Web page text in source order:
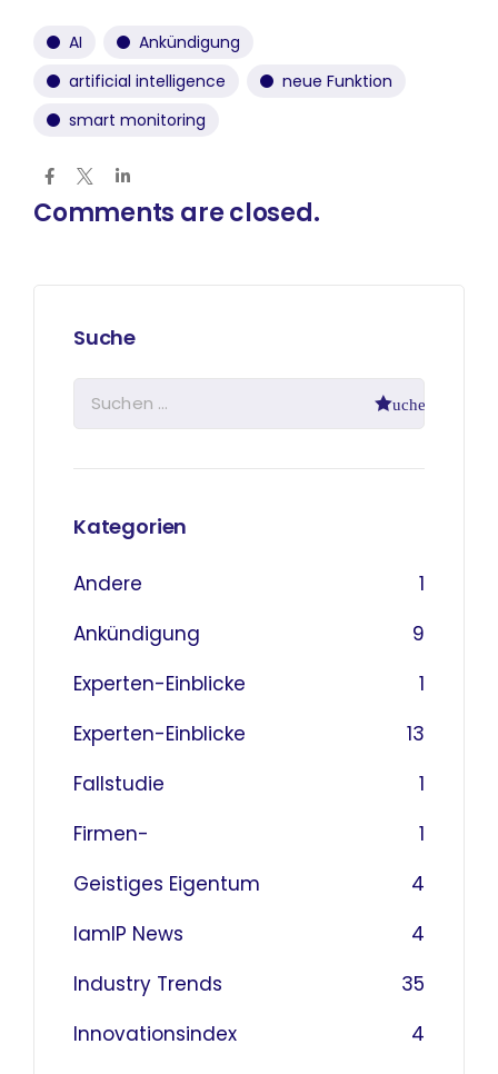
AI
Ankündigung
artificial intelligence
neue Funktion
smart monitoring
Comments are closed.
Suche
Kategorien
Andere
1
Ankündigung
9
Experten-Einblicke
1
Experten-Einblicke
13
Fallstudie
1
Firmen-
1
Geistiges Eigentum
4
IamIP News
4
Industry Trends
35
Innovationsindex
4